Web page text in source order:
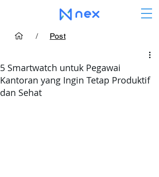
/ Post
5 Smartwatch untuk Pegawai
Kantoran yang Ingin Tetap Produktif
dan Sehat